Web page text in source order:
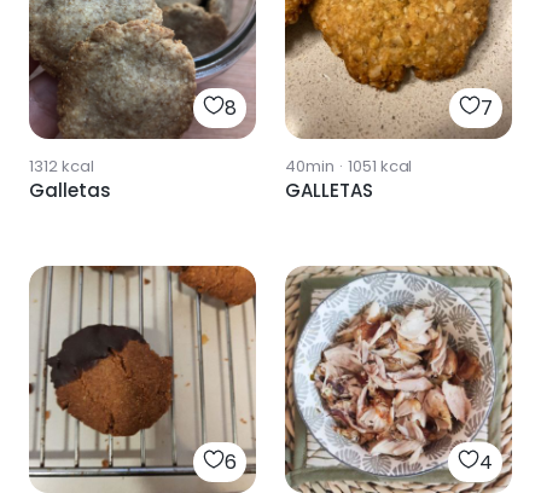
8
1312kcal
Galletas
7
40min · 1051 kcal
GALLETAS
6 4